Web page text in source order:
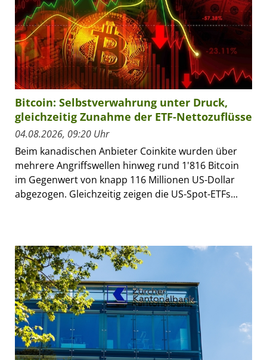
Bitcoin: Selbstverwahrung unter Druck,
gleichzeitig Zunahme der ETF-Nettozuflüsse
04.08.2026, 09:20 Uhr
Beim kanadischen Anbieter Coinkite wurden über
mehrere Angriffswellen hinweg rund 1'816 Bitcoin
im Gegenwert von knapp 116 Millionen US-Dollar
abgezogen. Gleichzeitig zeigen die US-Spot-ETFs...